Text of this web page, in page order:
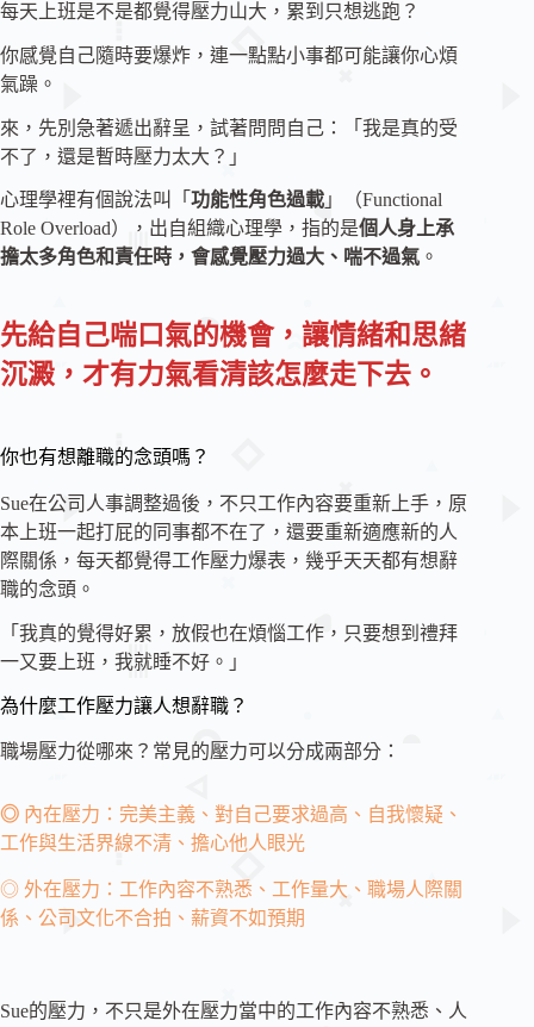
每天上班是不是都覺得壓力山大，累到只想逃跑？
你感覺自己隨時要爆炸，連一點點小事都可能讓你心煩
氣躁。
來，先別急著遞出辭呈，試著問問自己：「我是真的受
不了，還是暫時壓力太大？」
心理學裡有個說法叫「 功能性角色過載 」（Functional
Role Overload），出自組織心理學，指的是個人身上承
擔太多角色和責任時，會感覺壓力過大、喘不過氣 。
先給自己喘口氣的機會，讓情緒和思緒
沉澱，才有力氣看清該怎麼走下去。
你也有想離職的念頭嗎？
Sue在公司人事調整過後，不只工作內容要重新上手，原
本上班一起打屁的同事都不在了，還要重新適應新的人
際關係，每天都覺得工作壓力爆表，幾乎天天都有想辭
職的念頭。
「我真的覺得好累，放假也在煩惱工作，只要想到禮拜
一又要上班，我就睡不好。」
為什麼工作壓力讓人想辭職？
職場壓力從哪來？常見的壓力可以分成兩部分：
◎ 內在壓力：完美主義、對自己要求過高、自我懷疑、
工作與生活界線不清、擔心他人眼光
◎ 外在壓力：工作內容不熟悉、工作量大、職場人際關
係、公司文化不合拍、薪資不如預期
Sue的壓力，不只是外在壓力當中的工作內容不熟悉、人